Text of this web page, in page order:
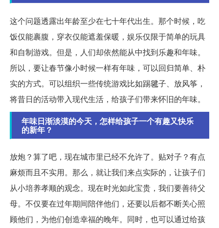
这个问题透露出年龄至少在七十年代出生。那个时候，吃
饭仅能裹腹，穿衣仅能遮羞保暖，娱乐仅限于简单的玩具
和自制游戏。但是，人们却依然能从中找到乐趣和年味。
所以，要让春节像小时候一样有年味，可以回归简单、朴
实的方式。可以组织一些传统游戏比如踢毽子、放风筝，
将昔日的活动带入现代生活，给孩子们带来怀旧的年味。
年味日渐淡漠的今天，怎样给孩子一个有趣又快乐
的新年？
放炮？算了吧，现在城市里已经不允许了。贴对子？有点
麻烦而且不实用。那么，就让我们来点实际的，让孩子们
从小培养孝顺的观念。现在时光如此宝贵，我们要善待父
母。不仅要在过年期间陪伴他们，还要以后都不断关心照
顾他们，为他们创造幸福的晚年。同时，也可以通过给孩